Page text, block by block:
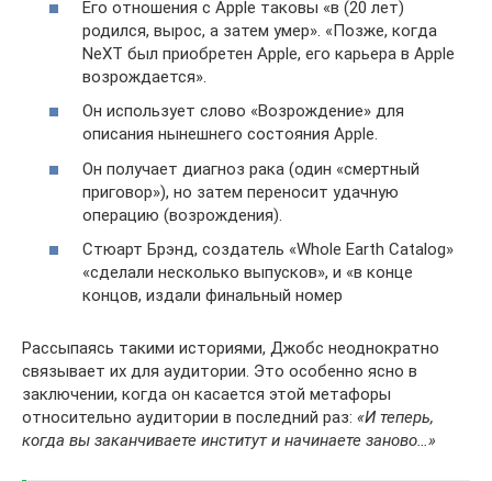
Его отношения с Apple таковы «в (20 лет)
родился, вырос, а затем умер». «Позже, когда
NeXT был приобретен Apple, его карьера в Apple
возрождается».
Он использует слово «Возрождение» для
описания нынешнего состояния Apple.
Он получает диагноз рака (один «смертный
приговор»), но затем переносит удачную
операцию (возрождения).
Стюарт Брэнд, создатель «Whole Earth Catalog»
«сделали несколько выпусков», и «в конце
концов, издали финальный номер
Рассыпаясь такими историями, Джобс неоднократно
связывает их для аудитории. Это особенно ясно в
заключении, когда он касается этой метафоры
относительно аудитории в последний раз: «И теперь,
когда вы заканчиваете институт и начинаете заново…»